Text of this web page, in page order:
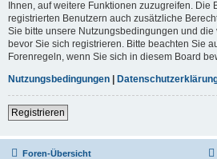
Ihnen, auf weitere Funktionen zuzugreifen. Die
registrierten Benutzern auch zusätzliche
Sie bitte unsere Nutzungsbedingungen und die
bevor Sie sich registrieren. Bitte beachten Sie
Forenregeln, wenn Sie sich in diesem Board
Nutzungsbedingungen |
Registrieren
Foren-Übersicht